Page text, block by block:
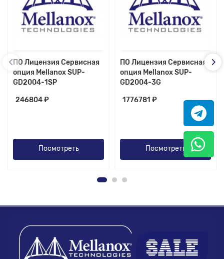
ПО Лицензия Сервисная
опция Mellanox SUP-
GD2004-1SP
246804 ₽
Посмотреть
ПО Лицензия Сервисная
опция Mellanox SUP-
GD2004-3G
1776781 ₽
Посмотреть